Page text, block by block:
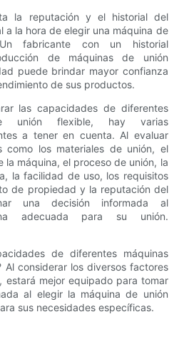
la reputación y el historial del
a la hora de elegir una máquina de
fabricante con un historial
de máquinas de unión
puede brindar mayor confianza
de sus productos.
las capacidades de diferentes
unión flexible, hay varias
a tener en cuenta. Al evaluar
como los materiales de unión, el
máquina, el proceso de unión, la
la facilidad de uso, los requisitos
de propiedad y la reputación del
una decisión informada al
adecuada para su unión.
de diferentes máquinas
Al considerar los diversos factores
estará mejor equipado para tomar
al elegir la máquina de unión
sus necesidades específicas.